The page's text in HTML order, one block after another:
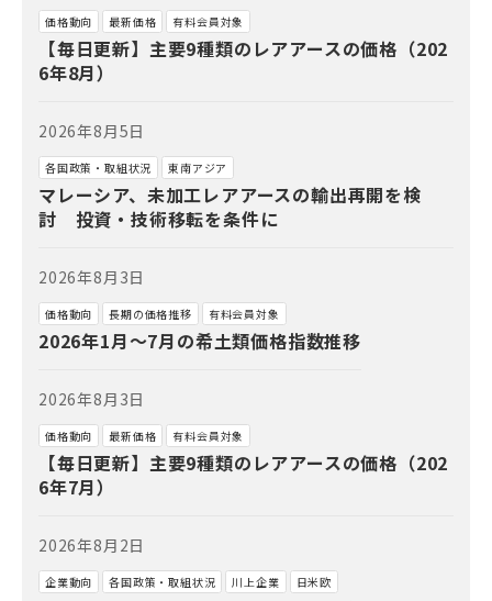
価格動向 最新価格 有料会員対象
【毎日更新】主要9種類のレアアースの価格（202
6年8月）
2026年8月5日
各国政策・取組状況 東南アジア
マレーシア、未加工レアアースの輸出再開を検
討 投資・技術移転を条件に
2026年8月3日
価格動向 長期の価格推移 有料会員対象
2026年1月～7月の希土類価格指数推移
2026年8月3日
価格動向 最新価格 有料会員対象
【毎日更新】主要9種類のレアアースの価格（202
6年7月）
2026年8月2日
企業動向 各国政策・取組状況 川上企業 日米欧